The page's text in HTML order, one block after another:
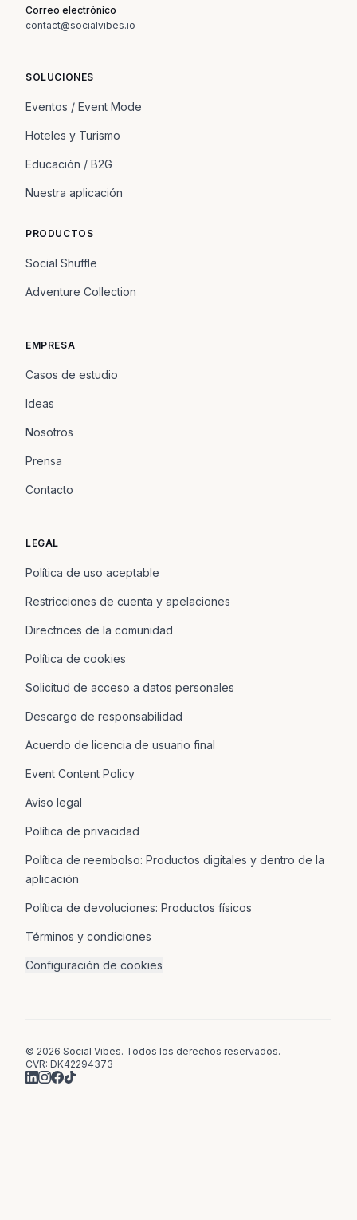
Correo electrónico
contact@socialvibes.io
SOLUCIONES
Eventos / Event Mode
Hoteles y Turismo
Educación / B2G
Nuestra aplicación
PRODUCTOS
Social Shuffle
Adventure Collection
EMPRESA
Casos de estudio
Ideas
Nosotros
Prensa
Contacto
LEGAL
Política de uso aceptable
Restricciones de cuenta y apelaciones
Directrices de la comunidad
Política de cookies
Solicitud de acceso a datos personales
Descargo de responsabilidad
Acuerdo de licencia de usuario final
Event Content Policy
Aviso legal
Política de privacidad
Política de reembolso: Productos digitales y dentro de la
aplicación
Política de devoluciones: Productos físicos
Términos y condiciones
Configuración de cookies
© 2026 Social Vibes. Todos los derechos reservados.
CVR: DK42294373